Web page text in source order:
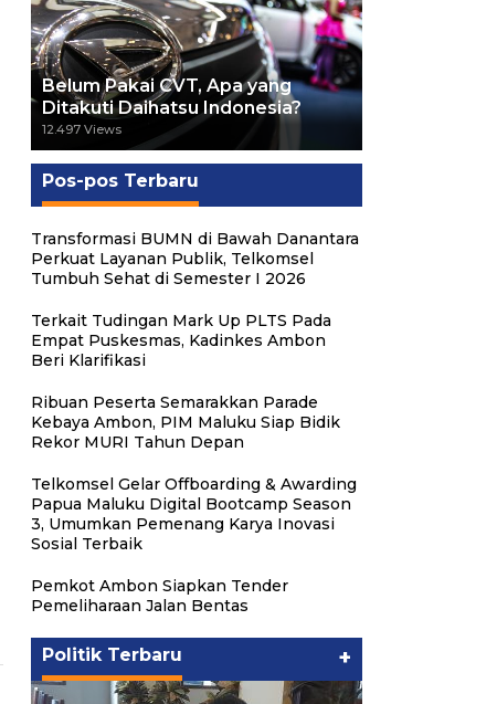
Belum Pakai CVT, Apa yang
Ditakuti Daihatsu Indonesia?
12.497 Views
Pos-pos Terbaru
Transformasi BUMN di Bawah Danantara
Perkuat Layanan Publik, Telkomsel
Tumbuh Sehat di Semester I 2026
Terkait Tudingan Mark Up PLTS Pada
Empat Puskesmas, Kadinkes Ambon
Beri Klarifikasi
Ribuan Peserta Semarakkan Parade
Kebaya Ambon, PIM Maluku Siap Bidik
Rekor MURI Tahun Depan
Telkomsel Gelar Offboarding & Awarding
Papua Maluku Digital Bootcamp Season
3, Umumkan Pemenang Karya Inovasi
Sosial Terbaik
Pemkot Ambon Siapkan Tender
Pemeliharaan Jalan Bentas
Politik Terbaru +